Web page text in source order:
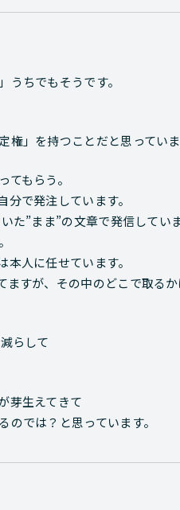
うちでもそうです。
」を持つことだと思っていま
もらう。
で発注しています。
た”まま”の文章で発信していま
人に任せています。
ますが、その中のどこで取るか
らして
芽生えてきて
では？と思っています。